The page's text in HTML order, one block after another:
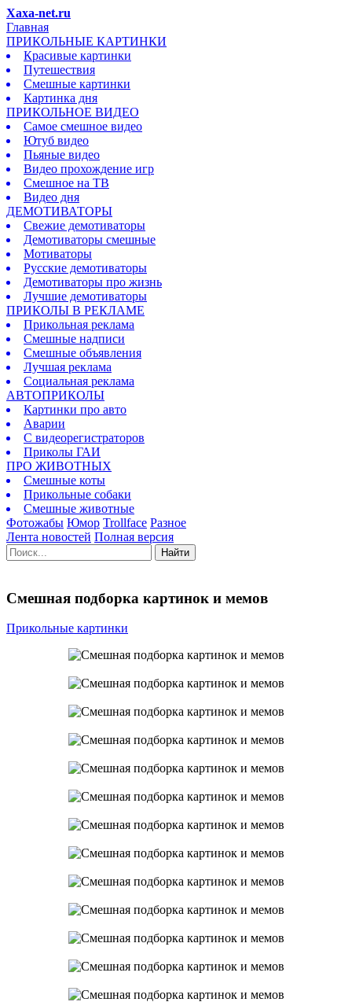
Xaxa-net.ru
Главная
ПРИКОЛЬНЫЕ КАРТИНКИ
Красивые картинки
Путешествия
Смешные картинки
Картинка дня
ПРИКОЛЬНОЕ ВИДЕО
Самое смешное видео
Ютуб видео
Пьяные видео
Видео прохождение игр
Смешное на ТВ
Видео дня
ДЕМОТИВАТОРЫ
Свежие демотиваторы
Демотиваторы смешные
Мотиваторы
Русские демотиваторы
Демотиваторы про жизнь
Лучшие демотиваторы
ПРИКОЛЫ В РЕКЛАМЕ
Прикольная реклама
Смешные надписи
Смешные объявления
Лучшая реклама
Социальная реклама
АВТОПРИКОЛЫ
Картинки про авто
Аварии
С видеорегистраторов
Приколы ГАИ
ПРО ЖИВОТНЫХ
Смешные коты
Прикольные собаки
Смешные животные
Фотожабы Юмор Trollface Разное
Лента новостей Полная версия
Найти
Смешная подборка картинок и мемов
Прикольные картинки